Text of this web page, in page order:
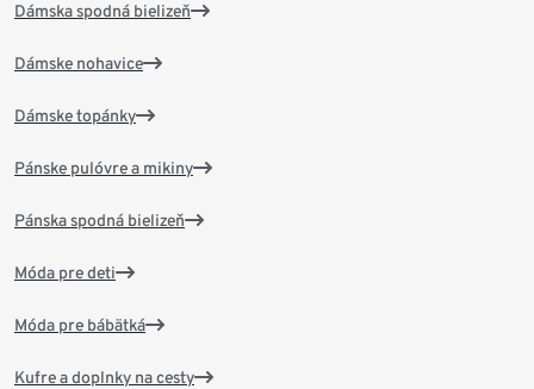
Dámska spodná bielizeň
Dámske nohavice
Dámske topánky
Pánske pulóvre a mikiny
Pánska spodná bielizeň
Móda pre deti
Móda pre bábätká
Kufre a doplnky na cesty